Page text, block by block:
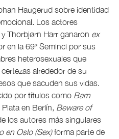
Haugerud sobre identidad
Los actores
Thorbjørn Harr ganaron ex
en la 69ª Seminci por sus
heterosexuales que
alrededor de su
que sacuden sus vidas.
por títulos como Barn
en Berlín, Beware of
los autores más singulares
en Oslo (Sex)forma parte de